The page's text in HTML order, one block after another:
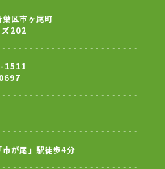
区市ヶ尾町
202
1511
が尾」駅徒歩4分